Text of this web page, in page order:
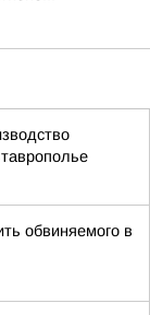
обвиняемого в